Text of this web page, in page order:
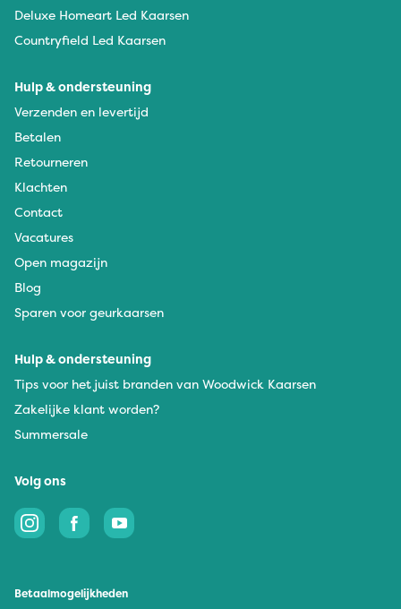
Deluxe Homeart Led Kaarsen
Countryfield Led Kaarsen
Hulp & ondersteuning
Verzenden en levertijd
Betalen
Retourneren
Klachten
Contact
Vacatures
Open magazijn
Blog
Sparen voor geurkaarsen
Hulp & ondersteuning
Tips voor het juist branden van Woodwick Kaarsen
Zakelijke klant worden?
Summersale
Volg ons
Betaalmogelijkheden